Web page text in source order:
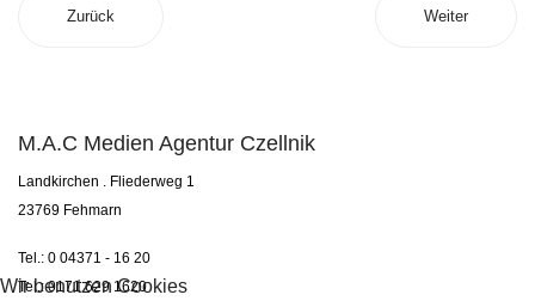
Zurück Weiter
M.A.C Medien Agentur Czellnik
Landkirchen . Fliederweg 1
23769 Fehmarn
Tel.: 0 04371 - 16 20
Tel.: 0171 629 1620
Wir benutzen Cookies